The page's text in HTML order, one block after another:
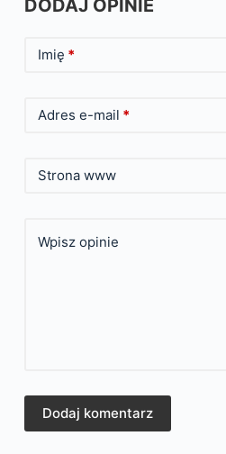
DODAJ OPINIE
Imię *
Adres e-mail *
Strona www
Wpisz opinie
Dodaj komentarz